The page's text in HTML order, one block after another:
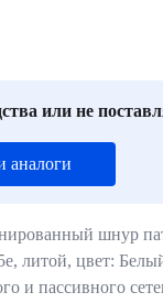
или не
аналоги
шнур
литой, цвет:
и пассивного